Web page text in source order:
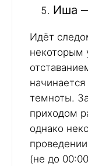
Иша
Идёт
некоторым
темноты.
приходом
однако
(не до